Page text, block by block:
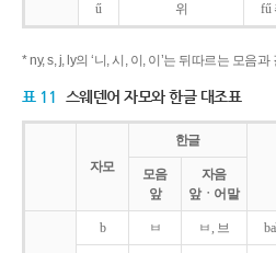
ű 위 fű
* ny, s, j, ly의 ‘니, 시, 이, 이’는 뒤따르는 모음
표 11 스웨덴어 자모와 한글 대조표
자모
한글
모음
앞
자음
앞ㆍ어말
b ㅂ ㅂ, 브